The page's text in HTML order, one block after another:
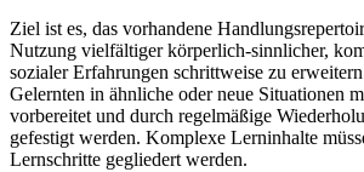
Ziel ist es, das vorhandene
Nutzung vielfältiger körperlich-sinnlicher,
sozialer Erfahrungen schrittweise zu
Gelernten in ähnliche oder neue Situationen
vorbereitet und durch regelmäßige
gefestigt werden. Komplexe Lerninhalte
Lernschritte gegliedert werden.